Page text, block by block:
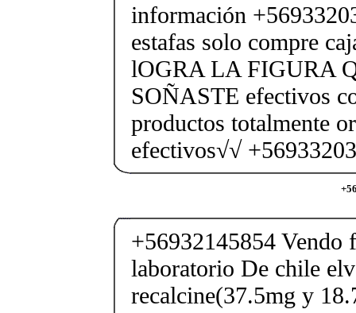
información
estafas solo compre
lOGRA LA FIGURA
SOÑASTE efectivos
productos totalmente
efectivos√√
+56932145854 Vendo
laboratorio De chile
recalcine(37.5mg y